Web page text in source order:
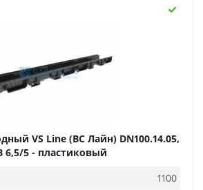
VS Line (ВС Лайн) DN100.14.05,
6,5/5 - пластиковый
1100